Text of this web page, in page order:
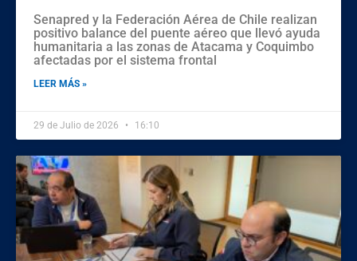
Senapred y la Federación Aérea de Chile realizan
positivo balance del puente aéreo que llevó ayuda
humanitaria a las zonas de Atacama y Coquimbo
afectadas por el sistema frontal
LEER MÁS »
29 de Julio de 2026 16:10